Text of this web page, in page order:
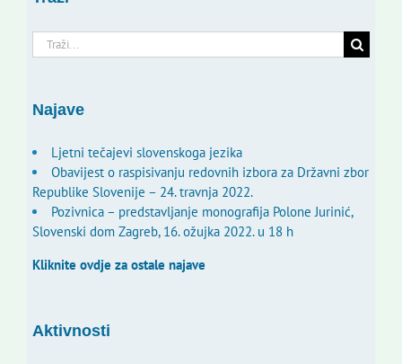
Traži...
Najave
Ljetni tečajevi slovenskoga jezika
Obavijest o raspisivanju redovnih izbora za Državni zbor
Republike Slovenije – 24. travnja 2022.
Pozivnica – predstavljanje monografija Polone Jurinić,
Slovenski dom Zagreb, 16. ožujka 2022. u 18 h
Kliknite ovdje za ostale najave
Aktivnosti